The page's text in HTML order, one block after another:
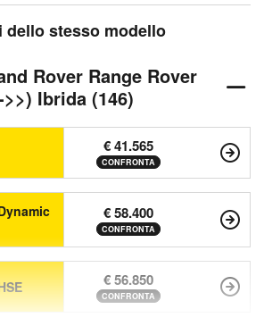
stesso modello
Rover Range Rover
Ibrida (146)
€ 41.565
CONFRONTA
€ 58.400
CONFRONTA
€ 56.850
CONFRONTA